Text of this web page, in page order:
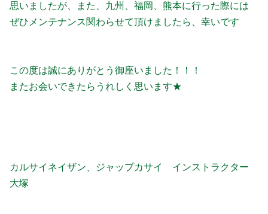
思いましたが、また、九州、福岡、熊本に行った際には
ぜひメンテナンス関わらせて頂けましたら、幸いです
この度は誠にありがとう御座いました！！！
またお会いできたらうれしく思います★
カルサイネイザン、ジャップカサイ インストラクター
大塚